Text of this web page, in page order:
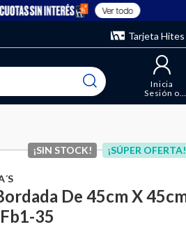
Ver todo
Tarjeta Hites
Inicia
Sesión o
Regístrate
y elimina los que ya no
¡SIN STOCK!
¡SÚPER OFERTA!
De 45cm X
35